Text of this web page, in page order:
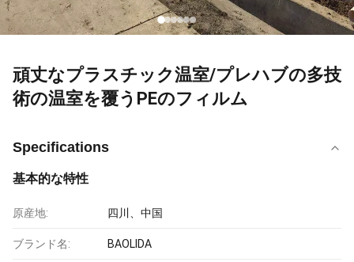
頑丈なプラスチック温室/プレハブの多技
術の温室を覆うPEのフィルム
Specifications
基本的な特性
原産地: 四川、中国
ブランド名: BAOLIDA